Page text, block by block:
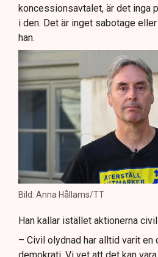
koncessionsavtalet, är det inga
i den. Det är inget sabotage
han.
Bild: Anna Hållams/TT
Han kallar istället aktionerna
– Civil olydnad har alltid varit en